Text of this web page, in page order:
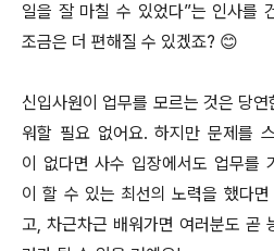
일을 잘 마칠 수 있었다”는 인사를
조금은 더 편해질 수 있겠죠? 😊
신입사원이 업무를 모르는 것은 당
워할 필요 없어요. 하지만 문제를
이 없다면 사수 입장에서도 업무를
이 할 수 있는 최선의 노력을 했다
고, 차근차근 배워가면 여러분도 곧